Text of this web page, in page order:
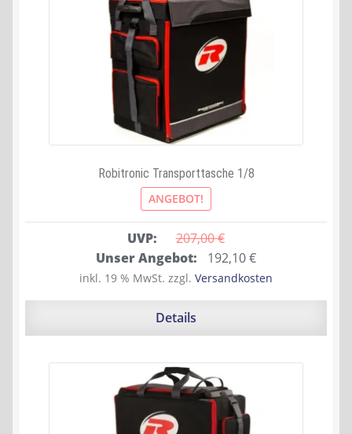
Robitronic Transporttasche 1/8
ANGEBOT!
UVP: 207,00 €
Ursprünglicher
Preis
war:
Unser Angebot: 192,10€Aktueller
Preis
ist:
inkl. 19 % MwSt. zzgl. Versandkosten
Details